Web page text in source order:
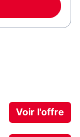
Voir l'offre